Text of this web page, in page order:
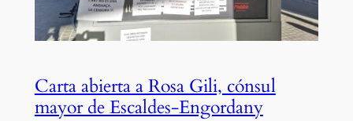
Carta abierta a Rosa Gili, cónsul
mayor de Escaldes-Engordany